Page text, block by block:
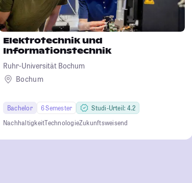
Elektrotechnik und
Informationstechnik
Ruhr-Universität Bochum
Bochum
Bachelor 6 Semester
Studi-Urteil: 4.2
NachhaltigkeitTechnologieZukunftsweisend